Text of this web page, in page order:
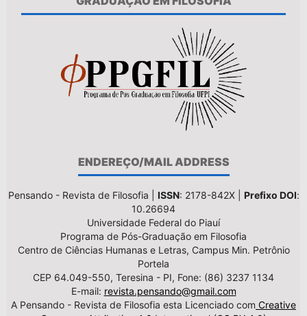
ENDEREÇO/MAIL ADDRESS
Pensando - Revista de Filosofia | ISSN: 2178-842X | Prefixo DOI:
10.26694
Universidade Federal do Piauí
Programa de Pós-Graduação em Filosofia
Centro de Ciências Humanas e Letras, Campus Min. Petrônio
Portela
CEP 64.049-550, Teresina - PI, Fone: (86) 3237 1134
E-mail: revista.pensando@gmail.com
A Pensando - Revista de Filosofia esta Licenciado com Creative